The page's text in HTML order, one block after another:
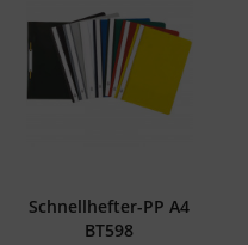
Schnellhefter-PP A4
BT598